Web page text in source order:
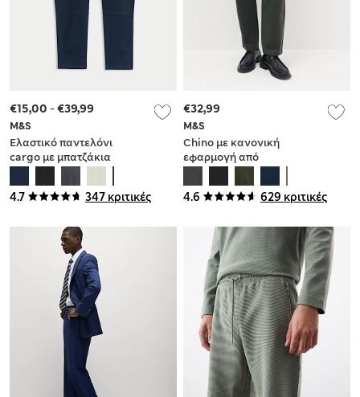
4.7 347 κριτικές
M&S
Ελαστικό παντελόνι
cargo με μπατζάκια
τα κάτω
€15,00 -€39,99
4.6 629 κριτικές
M&S
Chino με κανονική
εφαρμογή από
€32,99